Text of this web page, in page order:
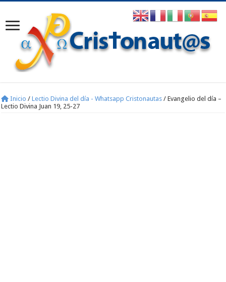
Inicio / Lectio Divina del día - Whatsapp Cristonautas / Evangelio del día –
Lectio Divina Juan 19, 25-27